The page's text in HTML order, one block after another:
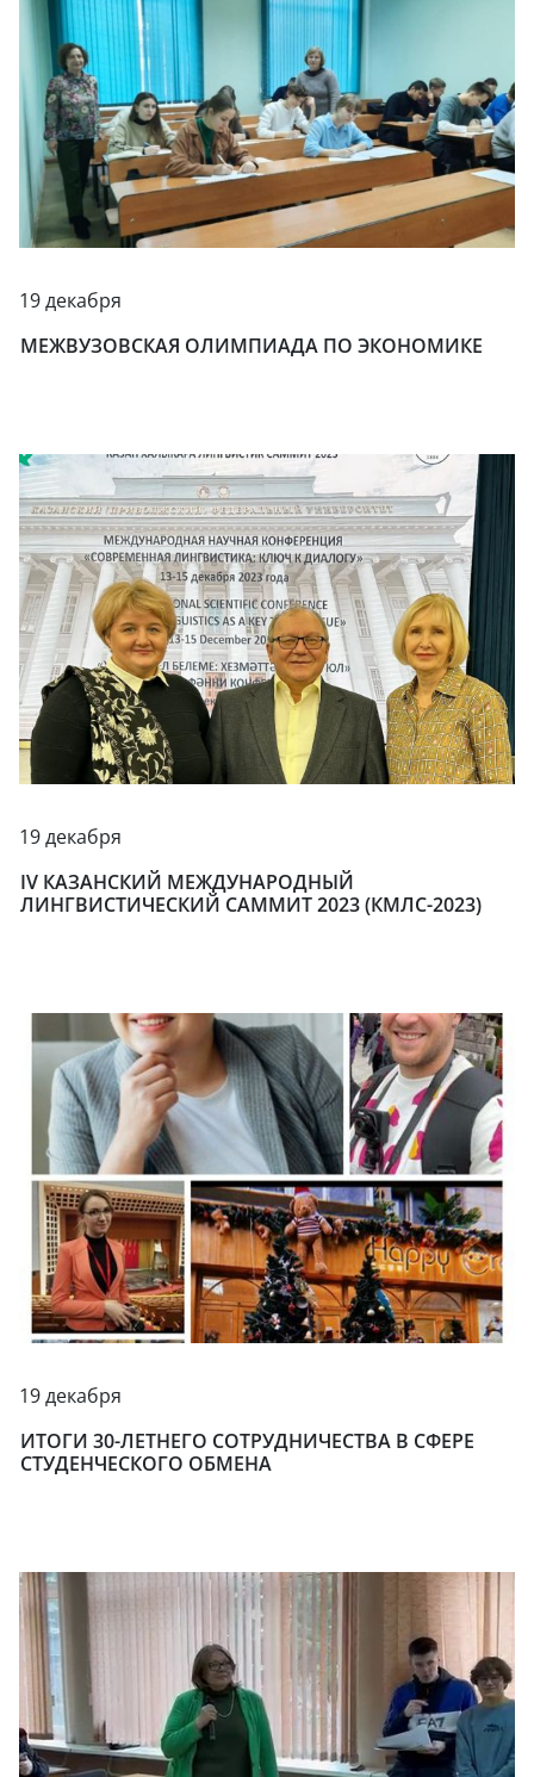
19 декабря
МЕЖВУЗОВСКАЯ ОЛИМПИАДА ПО ЭКОНОМИКЕ
19 декабря
IV КАЗАНСКИЙ МЕЖДУНАРОДНЫЙ
ЛИНГВИСТИЧЕСКИЙ САММИТ 2023 (КМЛС-2023)
19 декабря
ИТОГИ 30-ЛЕТНЕГО СОТРУДНИЧЕСТВА В СФЕРЕ
СТУДЕНЧЕСКОГО ОБМЕНА